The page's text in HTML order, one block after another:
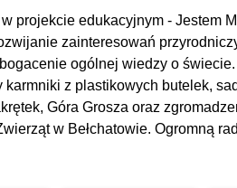
projekcie edukacyjnym - Jestem
zainteresowań
ogólnej wiedzy o
z plastikowych butelek,
Góra Grosza oraz
w Bełchatowie. Ogromną